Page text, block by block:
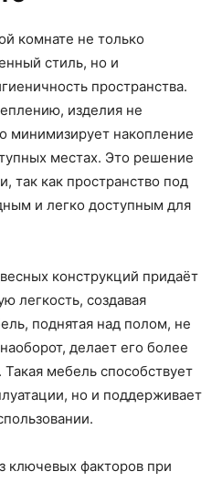
комнате не только
стиль, но и
пространства.
изделия не
минимизирует накопление
местах. Это решение
так как пространство под
и легко доступным для
конструкций придаёт
легкость, создавая
поднятая над полом, не
делает его более
мебель способствует
но и поддерживает
ключевых факторов при